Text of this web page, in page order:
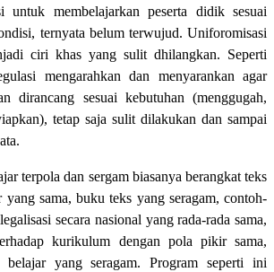
untuk membelajarkan peserta didik sesuai
ternyata belum terwujud. Uniforomisasi
ciri khas yang sulit dhilangkan. Seperti
mengarahkan dan menyarankan agar
dirancang sesuai kebutuhan (menggugah,
tetap saja sulit dilakukan dan sampai
terpola dan sergam biasanya berangkat teks
sama, buku teks yang seragam, contoh-
secara nasional yang rada-rada sama,
kurikulum dengan pola pikir sama,
belajar yang seragam. Program seperti ini